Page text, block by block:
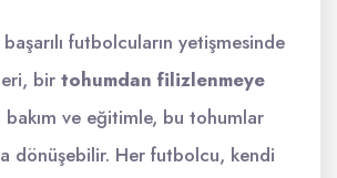
futbolcuların yetişmesinde
bir tohumdan filizlenmeye
ve eğitimle, bu tohumlar
dönüşebilir. Her futbolcu, kendi